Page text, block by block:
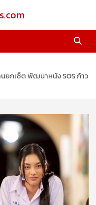
ยกเซ็ต พัฒนาหนัง SOS ก้าว